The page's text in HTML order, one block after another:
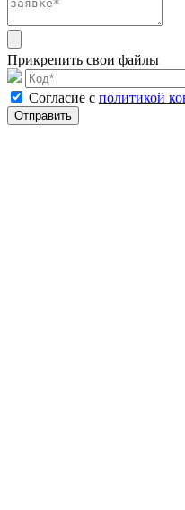
Прикрепить свои файлы
Cогласие с политикой
Отправить